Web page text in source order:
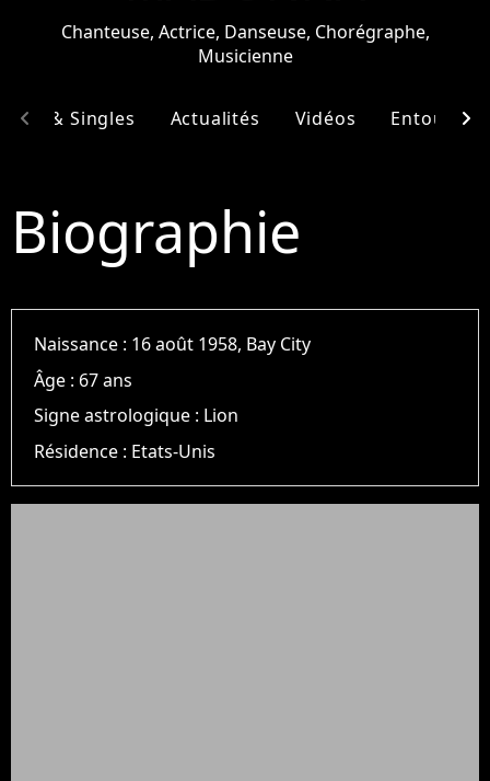
Chanteuse, Actrice, Danseuse, Chorégraphe,
Musicienne
& Singles Actualités Vidéos Entourage
chevron_left chevron_right
Biographie
Naissance : 16 août 1958, Bay City
Âge : 67 ans
Signe astrologique : Lion
Résidence : Etats-Unis